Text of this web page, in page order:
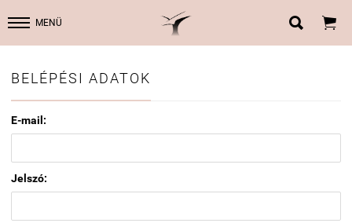
MENÜ  
BELÉPÉSI ADATOK
E-mail:
Jelszó: